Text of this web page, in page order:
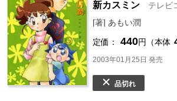
新カスミン
テレビ
[著] あもい潤
定価： 440円（本体
2003年01月25日 発売
品切れ